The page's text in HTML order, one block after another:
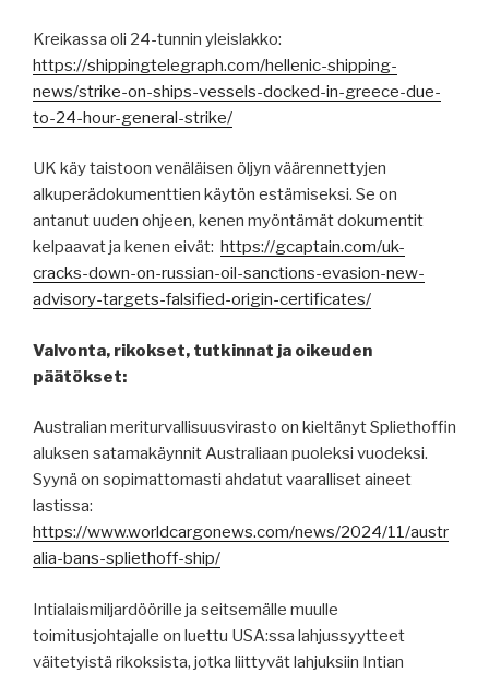
Kreikassa oli 24-tunnin yleislakko:
https://shippingtelegraph.com/hellenic-shipping-
news/strike-on-ships-vessels-docked-in-greece-due-
to-24-hour-general-strike/
UK käy taistoon venäläisen öljyn väärennettyjen
alkuperädokumenttien käytön estämiseksi. Se on
antanut uuden ohjeen, kenen myöntämät dokumentit
kelpaavat ja kenen eivät: https://gcaptain.com/uk-
cracks-down-on-russian-oil-sanctions-evasion-new-
advisory-targets-falsified-origin-certificates/
Valvonta, rikokset, tutkinnat ja oikeuden
päätökset:
Australian meriturvallisuusvirasto on kieltänyt Spliethoffin
aluksen satamakäynnit Australiaan puoleksi vuodeksi.
Syynä on sopimattomasti ahdatut vaaralliset aineet
lastissa:
https://www.worldcargonews.com/news/2024/11/austr
alia-bans-spliethoff-ship/
Intialaismiljardöörille ja seitsemälle muulle
toimitusjohtajalle on luettu USA:ssa lahjussyytteet
väitetyistä rikoksista, jotka liittyvät lahjuksiin Intian